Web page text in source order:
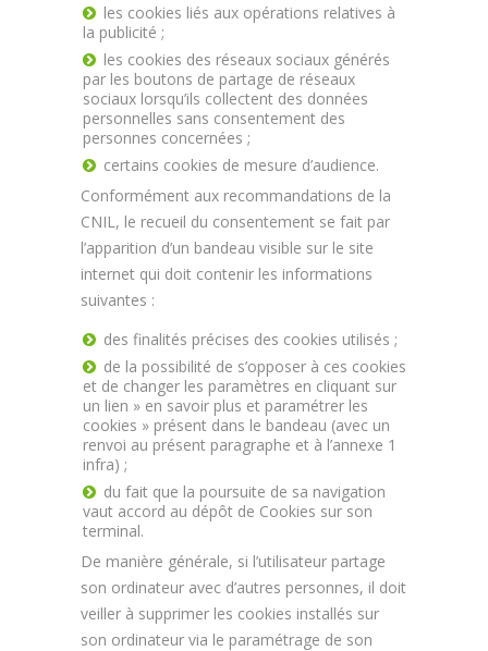
les cookies liés aux opérations relatives à
la publicité ;
les cookies des réseaux sociaux générés
par les boutons de partage de réseaux
sociaux lorsqu’ils collectent des données
personnelles sans consentement des
personnes concernées ;
certains cookies de mesure d’audience.
Conformément aux recommandations de la
CNIL, le recueil du consentement se fait par
l’apparition d’un bandeau visible sur le site
internet qui doit contenir les informations
suivantes :
des finalités précises des cookies utilisés ;
de la possibilité de s’opposer à ces cookies
et de changer les paramètres en cliquant sur
un lien » en savoir plus et paramétrer les
cookies » présent dans le bandeau (avec un
renvoi au présent paragraphe et à l’annexe 1
infra) ;
du fait que la poursuite de sa navigation
vaut accord au dépôt de Cookies sur son
terminal.
De manière générale, si l’utilisateur partage
son ordinateur avec d’autres personnes, il doit
veiller à supprimer les cookies installés sur
son ordinateur via le paramétrage de son